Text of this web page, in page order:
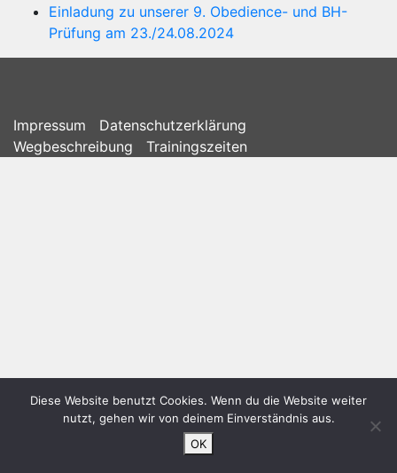
Einladung zu unserer 9. Obedience- und BH-
Prüfung am 23./24.08.2024
Impressum
Datenschutzerklärung
Wegbeschreibung
Trainingszeiten
Diese Website benutzt Cookies. Wenn du die Website weiter
nutzt, gehen wir von deinem Einverständnis aus.
OK